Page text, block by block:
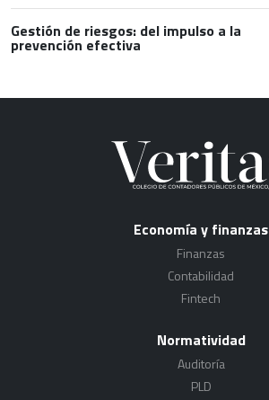
Gestión de riesgos: del impulso a la
prevención efectiva
Economía y finanzas
Finanzas
Contabilidad
Fintech
Normatividad
Auditoría
PLD